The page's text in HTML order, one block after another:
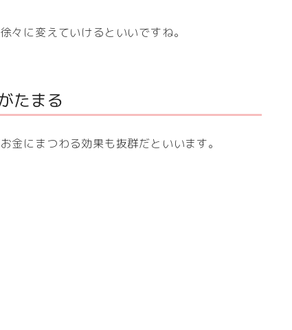
々に変えていけるといいですね。
たまる
金にまつわる効果も抜群だといいます。